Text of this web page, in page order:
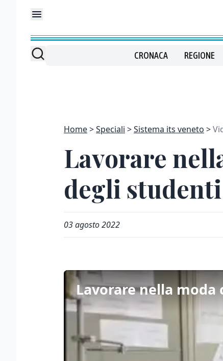
CRONACA REGIONE
Home Speciali Sistema its veneto
Lavorare
degli studenti
03 agosto 2022
Lavorare nella